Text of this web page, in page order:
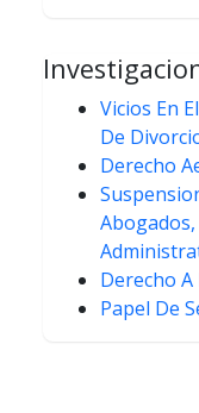
Vicios En
De
Derecho
Derecho A
Papel De